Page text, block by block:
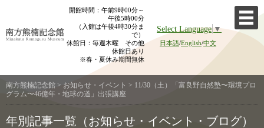
content
開館時間：午前9時00分～
午後5時00分
（入館は午後4時30分ま
で）
休館日：毎週木曜 その他
休館日あり
※春・夏休み期間無休
Select Language▼
日本語/English/中文
南方熊楠記念館 > お知らせ・イベント > 11/30（土）「富良野自然塾〜環境プロ
グラム〜46億年・地球の道」出張講座
年別記事一覧（お知らせ・イベント・ブログ）